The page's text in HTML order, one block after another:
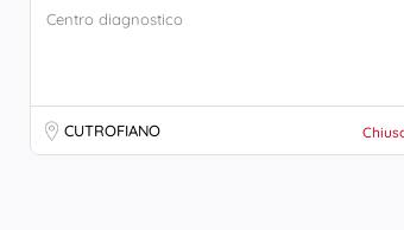
Centro diagnostico
CUTROFIANO